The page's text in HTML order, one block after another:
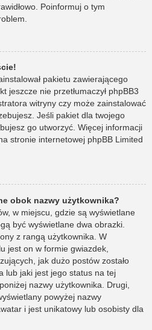
Poinformuj o tym
pakietu zawierającego
jeszcze nie przetłumaczył phpBB3
witryny czy może zainstalować
Jeśli pakiet dla twojego
go utworzyć. Więcej informacji
stronie internetowej phpBB Limited
obok nazwy użytkownika?
w miejscu, gdzie są wyświetlane
być wyświetlane dwa obrazki.
z rangą użytkownika. W
jest on w formie gwiazdek,
jak dużo postów zostało
lub jaki jest jego status na tej
nazwy użytkownika. Drugi,
powyżej nazwy
i jest unikatowy lub osobisty dla